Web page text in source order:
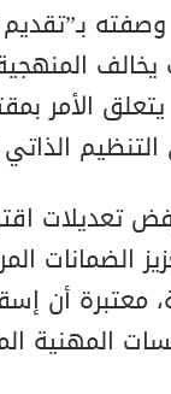
يتعلق الأمر
تعديلات
الضمانات
معتبرة
المهنية